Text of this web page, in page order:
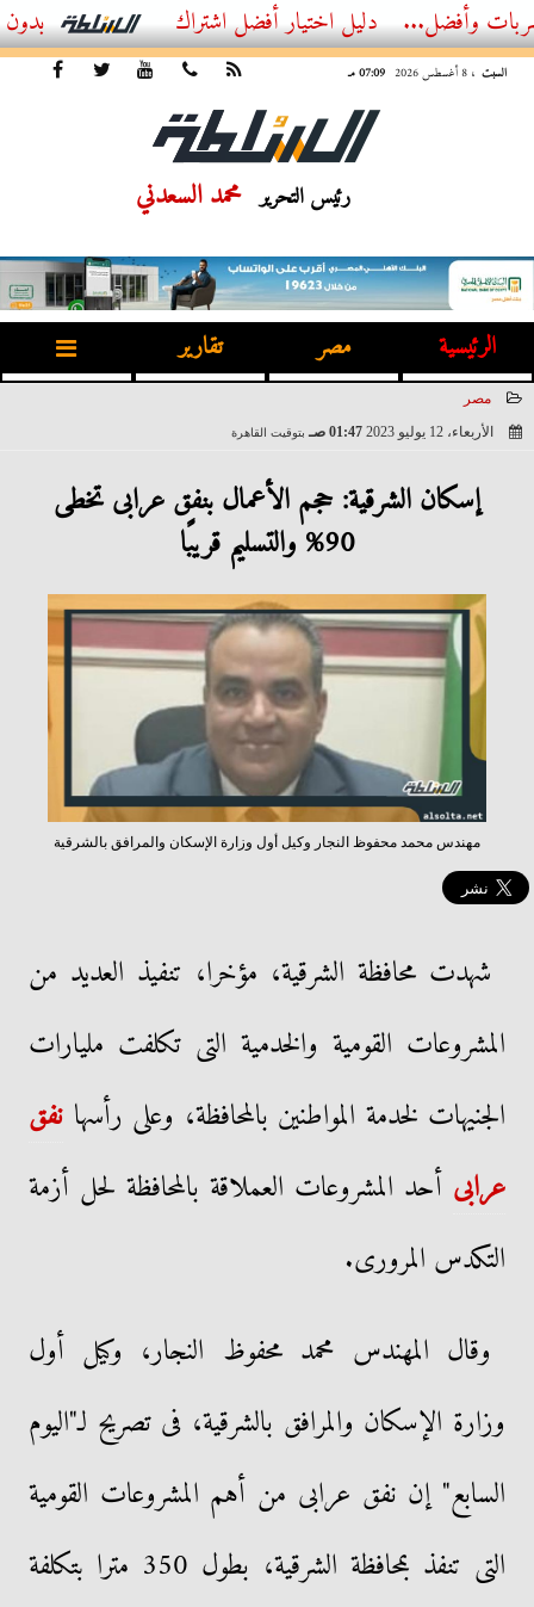
أفضل اشتراك IPTV بدون تقطيع 2026 – دليل المشاهد العصري
السبت ، 8 أغسطس 2026 07:09 مـ
رئيس التحرير محمد السعدني
الرئيسية مصر تقارير
مصر
الأربعاء، 12 يوليو 2023
01:47 صـ بتوقيت القاهرة
إسكان الشرقية: حجم الأعمال بنفق عرابى تخطى
90% والتسليم قريبًا
مهندس محمد محفوظ النجار وكيل أول وزارة الإسكان والمرافق بالشرقية
شهدت محافظة الشرقية، مؤخرا، تنفيذ العديد من
المشروعات القومية والخدمية التى تكلفت مليارات
الجنيهات لخدمة المواطنين بالمحافظة، وعلى رأسها نفق
عرابى أحد المشروعات العملاقة بالمحافظة لحل أزمة
التكدس المرورى.
وقال المهندس محمد محفوظ النجار، وكيل أول
وزارة الإسكان والمرافق بالشرقية، فى تصريح لـ"اليوم
السابع" إن نفق عرابى من أهم المشروعات القومية
التى تنفذ بمحافظة الشرقية، بطول 350 مترا بتكلفة